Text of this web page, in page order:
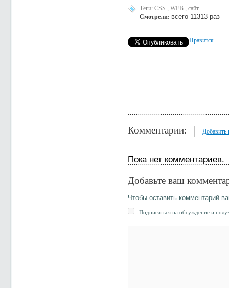
Теги: CSS , WEB , сайт
Смотрели: всего 11313 раз
Нравится
Комментарии: Добавить
Пока нет комментариев.
Добавьте ваш
Чтобы оставить комментарий
Подписаться на обсуждение и